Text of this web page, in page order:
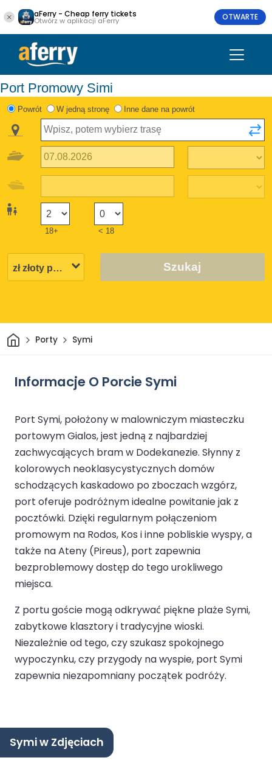
aFerry - Cheap ferry tickets
Otwórz w aplikacji aFerry OTWARTE
Port Promowy Simi
Powrót W jedną stronę Inne dane na powrót
18+ < 18
Szukaj
DomPorty Symi
Informacje O Porcie Symi
Port Symi, położony w malowniczym miasteczku
portowym Gialos, jest jedną z najbardziej
zachwycających bram w Dodekanezie. Słynny z
kolorowych neoklasycystycznych domów
schodzących kaskadowo po zboczach wzgórz,
port oferuje podróżnym idealne powitanie jak z
pocztówki. Dzięki regularnym połączeniom
promowym na Rodos, Kos i inne pobliskie wyspy, a
także na Ateny (Pireus), port zapewnia
bezproblemowy dostęp do tego urokliwego
miejsca.
Z portu goście mogą odkrywać piękne plaże Symi,
zabytkowe klasztory i tradycyjne wioski.
Niezależnie od tego, czy szukasz spokojnego
wypoczynku, czy przygody na wyspie, port Symi
zapewnia niezapomniany początek podróży.
Symi w Zdjęciach